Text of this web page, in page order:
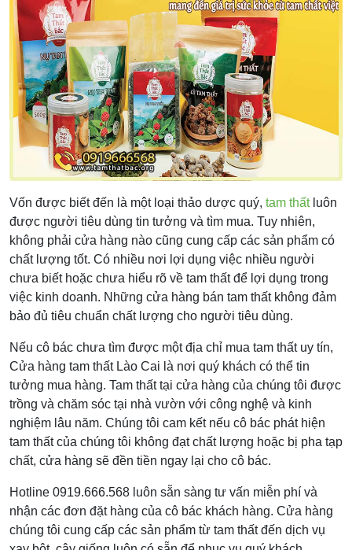
Vốn được biết đến là một loại thảo dược quý, tam thấtluôn
được người tiêu dùng tin tưởng và tìm mua. Tuy nhiên,
không phải cửa hàng nào cũng cung cấp các sản phẩm có
chất lượng tốt. Có nhiều nơi lợi dụng việc nhiều người
chưa biết hoặc chưa hiểu rõ về tam thất để lợi dụng trong
việc kinh doanh. Những cửa hàng bán tam thất không đảm
bảo đủ tiêu chuẩn chất lượng cho người tiêu dùng.
Nếu cô bác chưa tìm được một địa chỉ mua tam thất uy tín,
Cửa hàng tam thất Lào Cai là nơi quý khách có thể tin
tưởng mua hàng. Tam thất tại cửa hàng của chúng tôi được
trồng và chăm sóc tại nhà vườn với công nghệ và kinh
nghiệm lâu năm. Chúng tôi cam kết nếu cô bác phát hiện
tam thất của chúng tôi không đạt chất lượng hoặc bị pha tạp
chất, cửa hàng sẽ đền tiền ngay lại cho cô bác.
Hotline 0919.666.568 luôn sẵn sàng tư vấn miễn phí và
nhận các đơn đặt hàng của cô bác khách hàng. Cửa hàng
chúng tôi cung cấp các sản phẩm từ tam thất đến dịch vụ